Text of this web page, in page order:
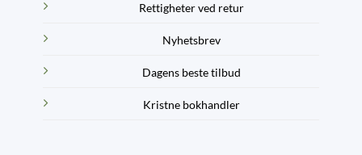
Rettigheter ved retur
Nyhetsbrev
Dagens beste tilbud
Kristne bokhandler